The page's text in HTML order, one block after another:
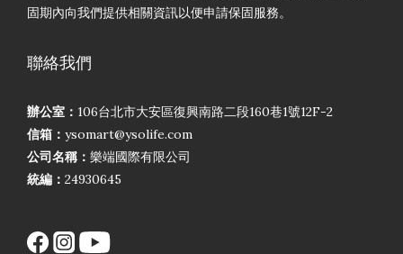
固期內向我們提供相關資訊以便申請保固服務。
聯絡我們
辦公室： 106台北市大安區復興南路二段160巷1號12F-2
信箱： ysomart@ysolife.com
公司名稱： 樂端國際有限公司
統編： 24930645